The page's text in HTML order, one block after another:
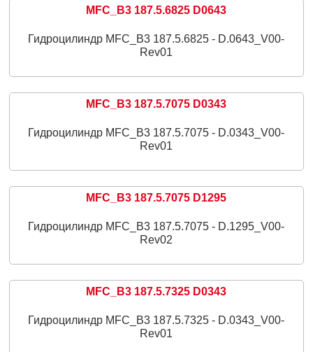
MFC_B3 187.5.6825 D0643
Гидроцилиндр MFC_B3 187.5.6825 - D.0643_V00-
Rev01
MFC_B3 187.5.7075 D0343
Гидроцилиндр MFC_B3 187.5.7075 - D.0343_V00-
Rev01
MFC_B3 187.5.7075 D1295
Гидроцилиндр MFC_B3 187.5.7075 - D.1295_V00-
Rev02
MFC_B3 187.5.7325 D0343
Гидроцилиндр MFC_B3 187.5.7325 - D.0343_V00-
Rev01